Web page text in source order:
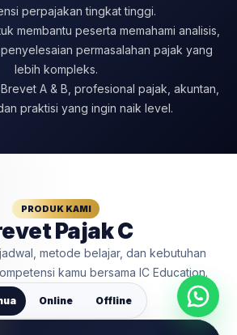
perpajakan tingkat tinggi.
membantu peserta memahami analisis,
permasalahan pajak yang
lebih kompleks.
A & B, profesional pajak, akuntan,
praktisi yang ingin naik level.
PRODUK KAMI
Pajak C
metode belajar, dan kebutuhan
kamu bersama IC Education.
Online Offline